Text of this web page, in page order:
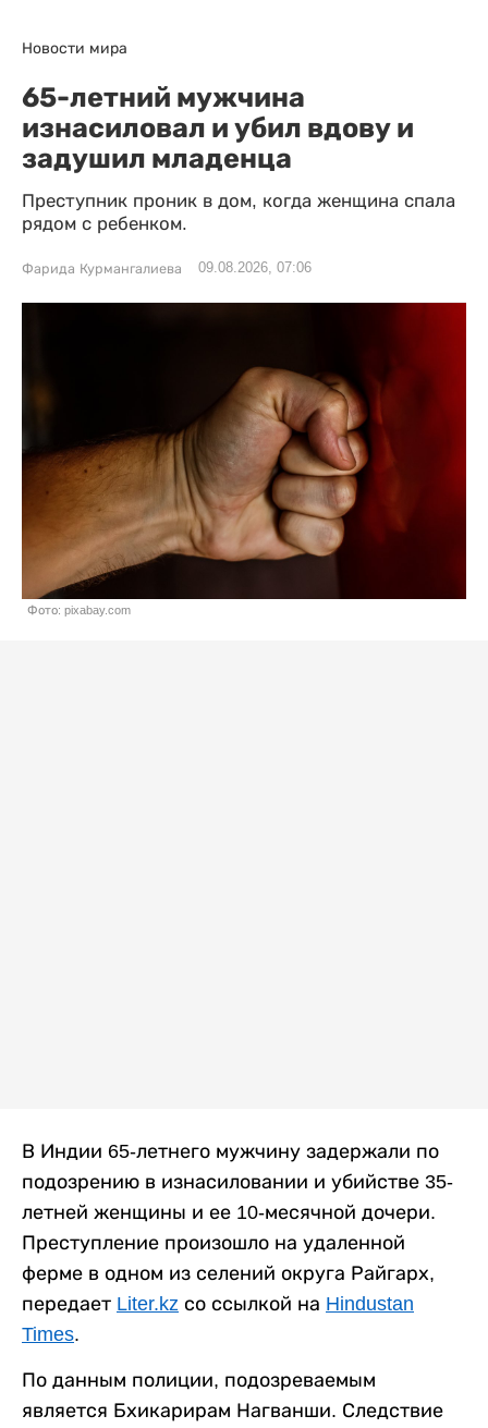
Новости мира
65-летний мужчина
изнасиловал и убил вдову и
задушил младенца
Преступник проник в дом, когда женщина спала
рядом с ребенком.
Фарида Курмангалиева 09.08.2026, 07:06
Фото: pixabay.com
В Индии 65-летнего мужчину задержали по
подозрению в изнасиловании и убийстве 35-
летней женщины и ее 10-месячной дочери.
Преступление произошло на удаленной
ферме в одном из селений округа Райгарх,
передает Liter.kz со ссылкой на Hindustan
Times.
По данным полиции, подозреваемым
является Бхикарирам Нагванши. Следствие